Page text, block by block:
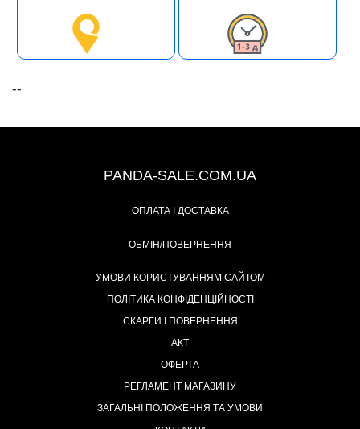
--
PANDA-SALE.COM.UA
ОПЛАТА І ДОСТАВКА
ОБМІН/ПОВЕРНЕННЯ
УМОВИ КОРИСТУВАННЯМ САЙТОМ
ПОЛІТИКА КОНФІДЕНЦІЙНОСТІ
СКАРГИ І ПОВЕРНЕННЯ
АКТ
ОФЕРТА
РЕГЛАМЕНТ МАГАЗИНУ
ЗАГАЛЬНІ ПОЛОЖЕННЯ ТА УМОВИ